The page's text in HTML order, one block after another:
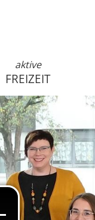
anmelden
aktive
FREIZEIT